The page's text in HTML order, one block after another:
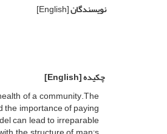
نویسندگان[English]
چکیده[English]
of a community.The
the importance of paying
can lead to irreparable